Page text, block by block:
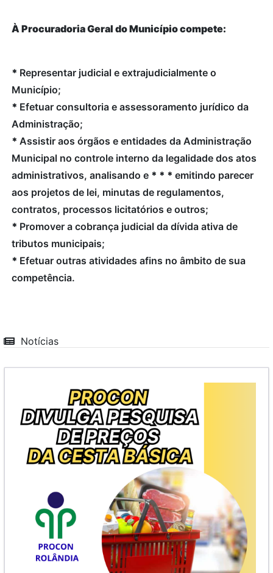
À Procuradoria Geral do Município compete:
* Representar judicial e extrajudicialmente o
Município;
* Efetuar consultoria e assessoramento jurídico da
Administração;
* Assistir aos órgãos e entidades da Administração
Municipal no controle interno da legalidade dos atos
administrativos, analisando e * * * emitindo parecer
aos projetos de lei, minutas de regulamentos,
contratos, processos licitatórios e outros;
* Promover a cobrança judicial da dívida ativa de
tributos municipais;
* Efetuar outras atividades afins no âmbito de sua
competência.
Notícias